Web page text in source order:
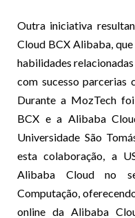
Outra iniciativa
Cloud BCX Alibaba,
habilidades
com sucesso parcerias
Durante a MozTech
BCX e a Alibaba
Universidade São
esta colaboração, a
Alibaba Cloud no
Computação,
online da Alibaba